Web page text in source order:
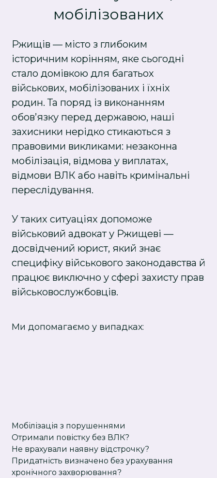
мобілізованих
Ржищів — місто з глибоким
історичним корінням, яке сьогодні
стало домівкою для багатьох
військових, мобілізованих і їхніх
родин. Та поряд із виконанням
обов’язку перед державою, наші
захисники нерідко стикаються з
правовими викликами: незаконна
мобілізація, відмова у виплатах,
відмови ВЛК або навіть кримінальні
переслідування.
У таких ситуаціях допоможе
військовий адвокат у Ржищеві —
досвідчений юрист, який знає
специфіку військового законодавства й
працює виключно у сфері захисту прав
військовослужбовців.
Ми допомагаємо у випадках:
Мобілізація з порушеннями
Отримали повістку без ВЛК?
Не врахували наявну відстрочку?
Придатність визначено без урахування
хронічного захворювання?